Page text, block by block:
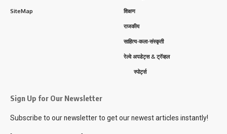
SiteMap शिक्षण
राजकीय
साहित्य-कला-संस्कृती
रेल्वे अपडेट्स & ट्रॅव्हल
स्पोर्ट्स
Sign Up for Our Newsletter
Subscribe to our newsletter to get our newest articles instantly!